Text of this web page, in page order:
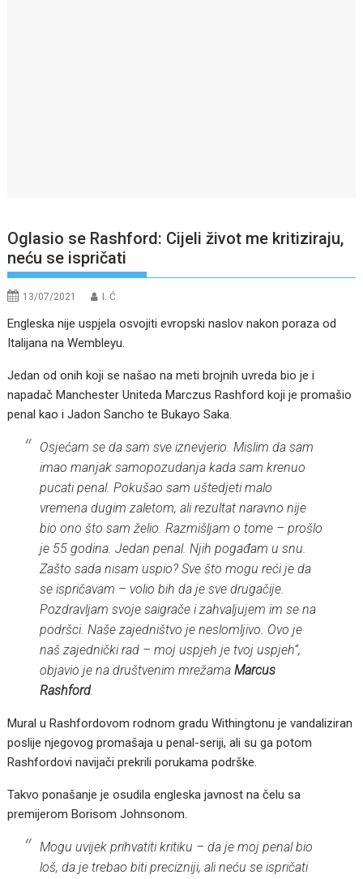
Oglasio se Rashford: Cijeli život me kritiziraju,
neću se ispričati
13/07/2021 I. Ć.
Engleska nije uspjela osvojiti evropski naslov nakon poraza od
Italijana na Wembleyu.
Jedan od onih koji se našao na meti brojnih uvreda bio je i
napadač Manchester Uniteda Marczus Rashford koji je promašio
penal kao i Jadon Sancho te Bukayo Saka.
Osjećam se da sam sve iznevjerio. Mislim da sam
imao manjak samopozudanja kada sam krenuo
pucati penal. Pokušao sam uštedjeti malo
vremena dugim zaletom, ali rezultat naravno nije
bio ono što sam želio. Razmišljam o tome – prošlo
je 55 godina. Jedan penal. Njih pogađam u snu.
Zašto sada nisam uspio? Sve što mogu reći je da
se ispričavam – volio bih da je sve drugačije.
Pozdravljam svoje saigrače i zahvaljujem im se na
podršci. Naše zajedništvo je neslomljivo. Ovo je
naš zajednički rad – moj uspjeh je tvoj uspjeh“,
objavio je na društvenim mrežamaMarcus
Rashford.
Mural u Rashfordovom rodnom gradu Withingtonu je vandaliziran
poslije njegovog promašaja u penal-seriji, ali su ga potom
Rashfordovi navijači prekrili porukama podrške.
Takvo ponašanje je osudila engleska javnost na čelu sa
premijerom Borisom Johnsonom.
Mogu uvijek prihvatiti kritiku – da je moj penal bio
loš, da je trebao biti precizniji, ali neću se ispričati